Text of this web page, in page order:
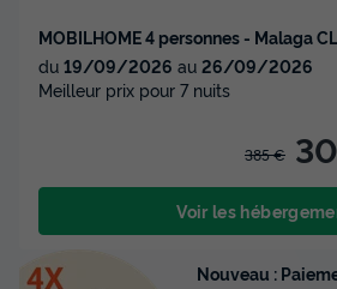
MOBILHOME 4 personnes - Malaga
du 19/09/2026 au 26/09/2026
Meilleur prix pour 7 nuits
385 €
Voir les
Nouveau :